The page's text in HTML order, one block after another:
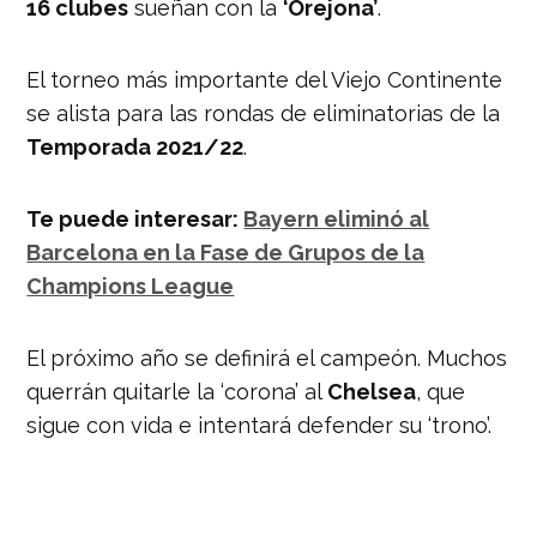
16 clubes sueñan con la ‘Orejona’.
El torneo más importante del Viejo Continente
se alista para las rondas de eliminatorias de la
Temporada 2021/22.
Te puede interesar: Bayern eliminó al
Barcelona en la Fase de Grupos de la
Champions League
El próximo año se definirá el campeón. Muchos
querrán quitarle la ‘corona’ al Chelsea, que
sigue con vida e intentará defender su ‘trono’.